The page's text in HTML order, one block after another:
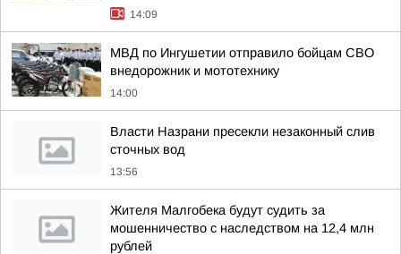
14:09
МВД по Ингушетии отправило бойцам СВО
внедорожник и мототехнику
14:00
Власти Назрани пресекли незаконный слив
сточных вод
13:56
Жителя Малгобека будут судить за
мошенничество с наследством на 12,4 млн
рублей